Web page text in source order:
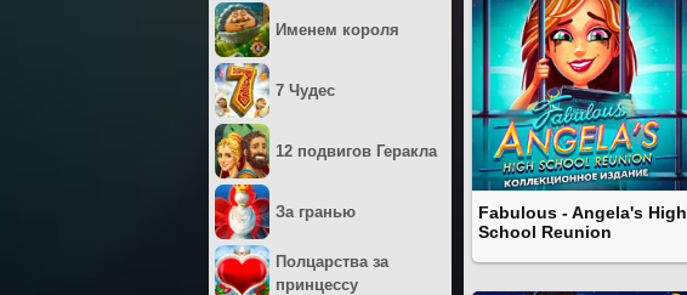
Fabulous - Angela's High
School Reunion
Именем короля
7 Чудес
12 подвигов Геракла
За гранью
Полцарства за
принцессу